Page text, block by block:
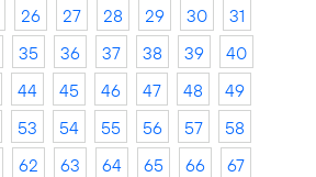
26 27 28 29 30
31
35 36 37 38 39
40
44 45 46 47 48
49
53 54 55 56 57
58
62 63 64 65 66
67